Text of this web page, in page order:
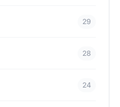
29
28
24